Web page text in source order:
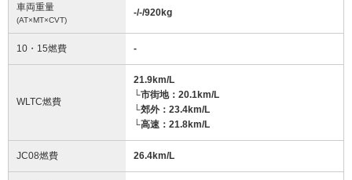
車両重量
(AT×MT×CVT)
-/-/920kg
10・15燃費 -
WLTC燃費
21.9km/L
└市街地：20.1km/L
└郊外：23.4km/L
└高速：21.8km/L
JC08燃費 26.4km/L